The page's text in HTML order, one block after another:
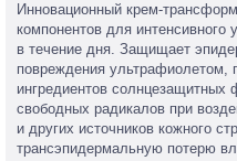
Инновационный крем-
компонентов для интенсивного
в течение дня. Защищает
повреждения ультрафиолетом,
ингредиентов солнцезащитных
свободных радикалов при
и других источников кожного
трансэпидермальную потерю